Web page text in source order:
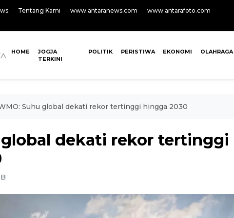
Tentang Kami www.antaranews.com
www.antarafoto.com
HOME
JOGJA
TERKINI
POLITIK PERISTIWA EKONOMI OLAHRAGA
Suhu global dekati rekor tertinggi hingga 2030
global dekati rekor tertinggi